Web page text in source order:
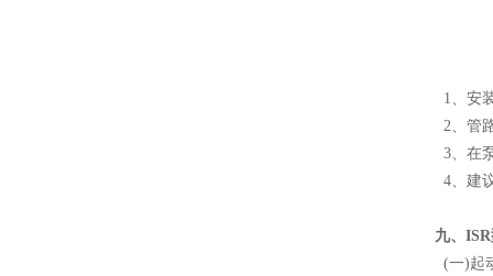
1、安
2、管
3、在
4、建
九、
(一)起